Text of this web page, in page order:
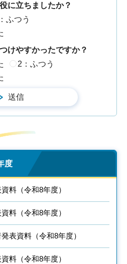
に立ちましたか？
ふつう
けやすかったですか？
2：ふつう
度
料（令和8年度）
料（令和8年度）
表資料（令和8年度）
料（令和8年度）